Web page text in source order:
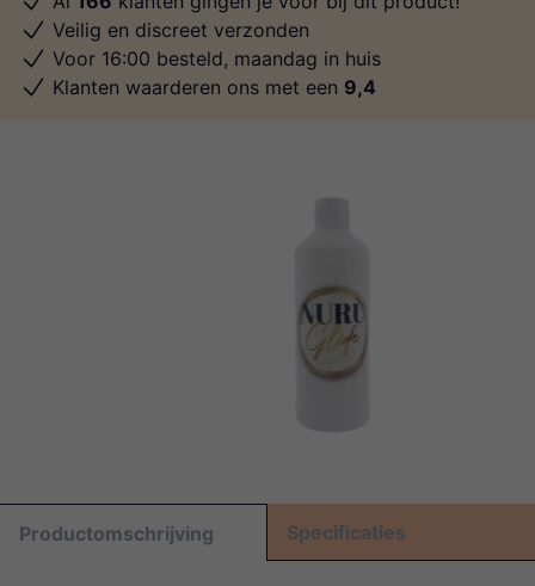
Veilig en discreet verzonden
Voor 16:00 besteld, maandag in huis
Klanten waarderen ons met een 9,4
Productomschrijving Specificaties